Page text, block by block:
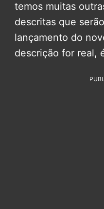
temos muitas
descritas que
lançamento do
descrição for real,